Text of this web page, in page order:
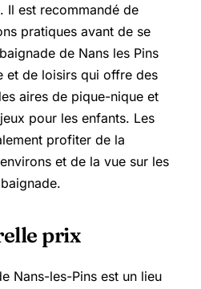
Il est recommandé de
pratiques avant de se
de Nans les Pins
et de loisirs qui offre des
aires de pique-nique et
pour les enfants. Les
profiter de la
et de la vue sur les
prix
Nans-les-Pins est un lieu